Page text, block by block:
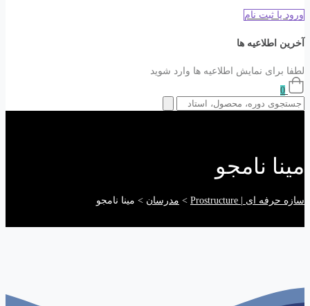
ورود یا ثبت نام
آخرین اطلاعیه ها
لطفا برای نمایش اطلاعیه ها وارد شوید
0
مینا نامجو
سازه حرفه ای | Prostructure > مدرسان > مینا نامجو